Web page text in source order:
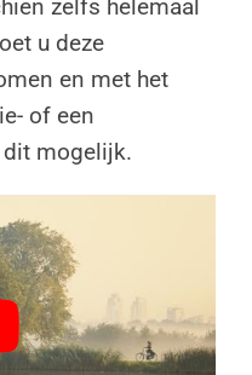
zelfs helemaal
u deze
en met het
of een
mogelijk.